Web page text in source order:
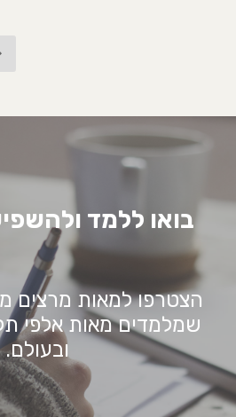
בואו ללמד
הצטרפו למאות מרצים
שמלמדים מאות אלפי
ובעולם.